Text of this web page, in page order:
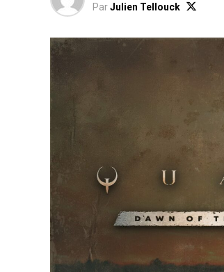
ParJulien Tellouck